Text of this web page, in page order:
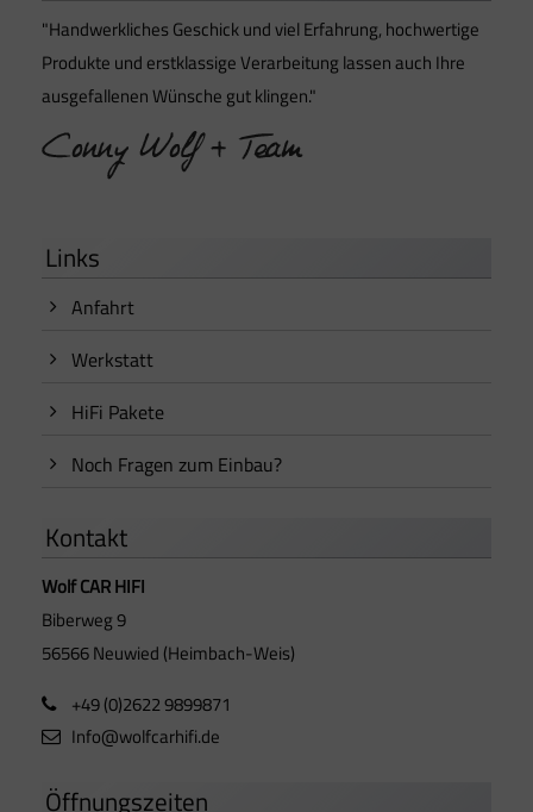
"Handwerkliches Geschick und viel Erfahrung, hochwertige
Produkte und erstklassige Verarbeitung lassen auch Ihre
ausgefallenen Wünsche gut klingen."
Links
Anfahrt
Werkstatt
HiFi Pakete
Noch Fragen zum Einbau?
Kontakt
Wolf CAR HIFI
Biberweg 9
56566 Neuwied (Heimbach-Weis)
+49 (0)2622 9899871
Info@wolfcarhifi.de
Öffnungszeiten